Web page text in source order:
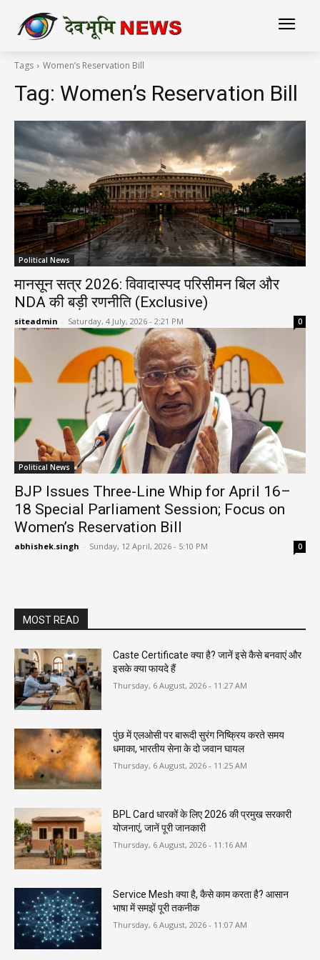
Tags Women’s Reservation Bill
Tag: Women’s Reservation Bill
Political News
मानसून सत्र 2026: विवादास्पद परिसीमन बिल और
NDA की बड़ी रणनीति (Exclusive)
siteadmin - Saturday, 4 July, 2026 - 2:21 PM 0
Political News
BJP Issues Three-Line Whip for April 16–
18 Special Parliament Session; Focus on
Women’s Reservation Bill
abhishek.singh - Sunday, 12 April, 2026 - 5:10 PM 0
MOST READ
Caste Certificate क्या है? जानें इसे कैसे बनवाएं और
इसके क्या फायदे हैं
Thursday, 6 August, 2026 - 11:27 AM
पुंछ में एलओसी पर बारूदी सुरंग निष्क्रिय करते समय
धमाका, भारतीय सेना के दो जवान घायल
Thursday, 6 August, 2026 - 11:25 AM
BPL Card धारकों के लिए 2026 की प्रमुख सरकारी
योजनाएं, जानें पूरी जानकारी
Thursday, 6 August, 2026 - 11:16 AM
Service Mesh क्या है, कैसे काम करता है? आसान
भाषा में समझें पूरी तकनीक
Thursday, 6 August, 2026 - 11:07 AM